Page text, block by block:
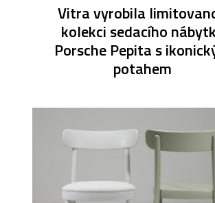
Vitra vyrobila
kolekci sedacího
Porsche Pepita s
potahem